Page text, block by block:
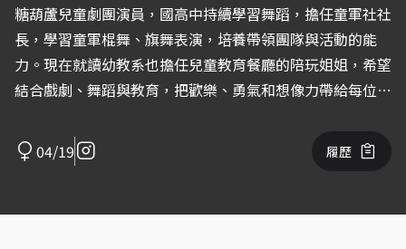
糖葫蘆兒童劇團演員，國高中持續學習舞蹈，擔任童軍社社
長，學習童軍棍舞、旗舞表演，培養帶領團隊與活動的能
力。現在就讀幼教系也擔任兒童教育餐廳的陪玩姐姐，希望
結合戲劇、舞蹈與教育，把歡樂、勇氣和想像力帶給每位小
04/19
履歷